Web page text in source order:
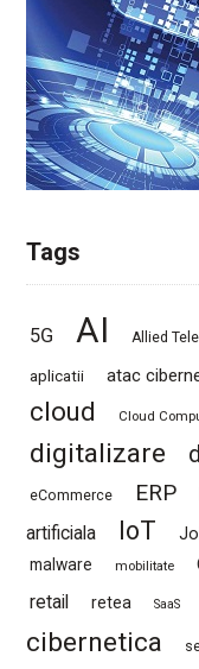
Tags
5G AI Allied
aplicatii atac
cloud Cloud
digitalizare
eCommerce ERP
artificiala
IoT
malware mobilitate
retail retea SaaS
cibernetica